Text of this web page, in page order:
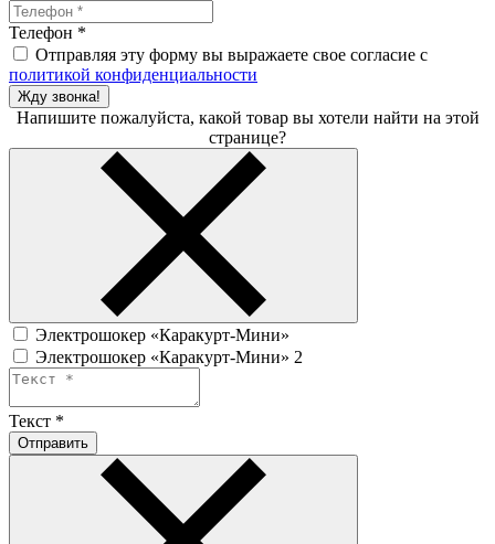
Телефон *
Отправляя эту форму вы выражаете свое согласие с
политикой конфиденциальности
Жду звонка!
Напишите пожалуйста, какой товар вы хотели найти на этой
странице?
Электрошокер «Каракурт-Мини»
Электрошокер «Каракурт-Мини» 2
Текст *
Отправить